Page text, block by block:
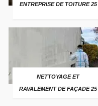
ENTREPRISE DE TOITURE 25
NETTOYAGE ET
RAVALEMENT DE FAÇADE 25